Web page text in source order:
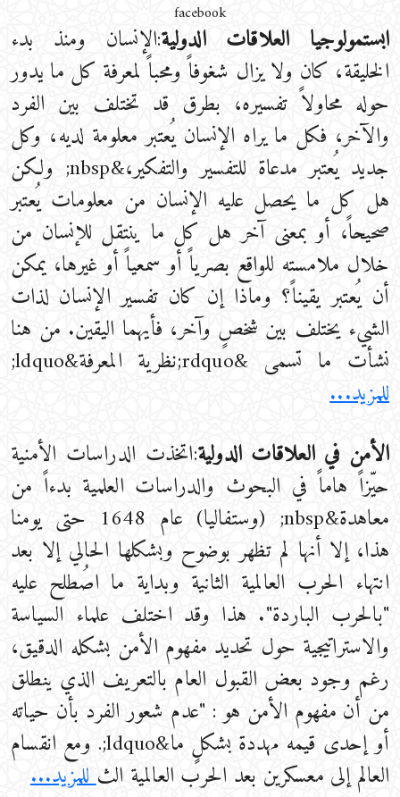
facebook
ابستمولوجيا العلاقات الدولية:الإنسان ومنذ بدء
الخليقة، كان ولا يزال شغوفاً ومحباً لمعرفة كل ما يدور
حوله محاولاً تفسيره، بطرق قد تختلف بين الفرد
والآخر، فكل ما يراه الإنسان يُعتبر معلومة لديه، وكل
جديد يُعتبر مدعاة للتفسير والتفكير،&nbsp; ولكن
هل كل ما يحصل عليه الإنسان من معلومات يُعتبر
صحيحاً، أو بمعنى آخر هل كل ما ينتقل للإنسان من
خلال ملامسته للواقع بصرياً أو سمعياً أو غيرها، يمكن
أن يُعتبر يقيناً؟ وماذا إن كان تفسير الإنسان لذات
الشيء يختلف بين شخصٍ وآخر، فأيهما اليقين. من هنا
نشأت ما تسمى &rdquo;نظرية المعرفة&ldquo;
للمزيد...
الأمن في العلاقات الدولية:اتخذت الدراسات الأمنية
حيّزاً هاماً في البحوث والدراسات العلمية بدءاً من
معاهدة&nbsp; (وستفاليا) عام 1648 حتى يومنا
هذا، إلا أنها لم تظهر بوضوح وبشكلها الحالي إلا بعد
انتهاء الحرب العالمية الثانية وبداية ما اصُطلح عليه
"بالحرب الباردة". هذا وقد اختلف علماء السياسة
والاستراتيجية حول تحديد مفهوم الأمن بشكله الدقيق،
رغم وجود بعض القبول العام بالتعريف الذي ينطلق
من أن مفهوم الأمن هو : "عدم شعور الفرد بأن حياته
أو إحدى قيمه مهددة بشكلٍ ما&ldquo;. ومع انقسام
العالم إلى معسكرين بعد الحرب العالمية الثللمزيد...